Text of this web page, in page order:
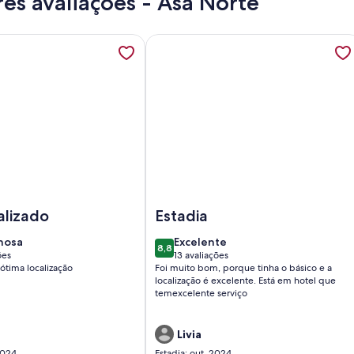
da UNB, abre em uma nova guia
localização
sobre OZPED Flats Particulares Athos Bulcão, abre em
Estadia
8,88,8 de 10
Excelente
excelente
13 avaliações
(13
avaliações)
Foi muito bom, porque tinha o básico e a
localização é excelente. Está em hotel que
temexcelente serviço
Livia
Mais informações sobre OZPED